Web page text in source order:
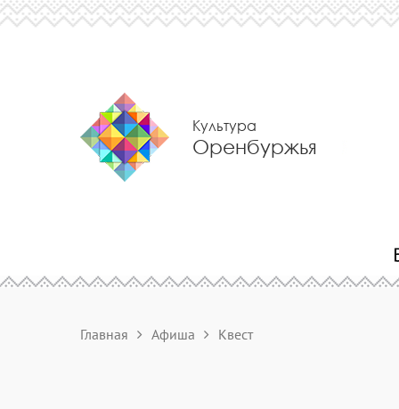
Культура
Оренбуржья
Главная Афиша Квест